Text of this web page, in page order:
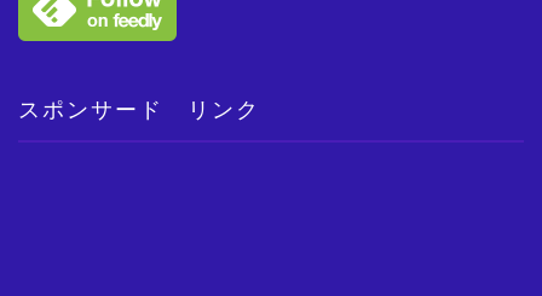
スポンサード リンク